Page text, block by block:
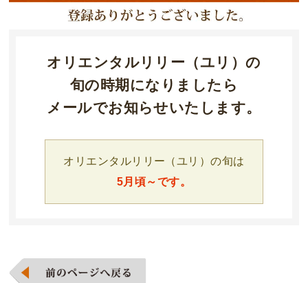
オリエンタルリリー（ユリ）の
旬の時期になりましたら
メールでお知らせいたします。
オリエンタルリリー（ユリ）の旬は
5月頃～です。